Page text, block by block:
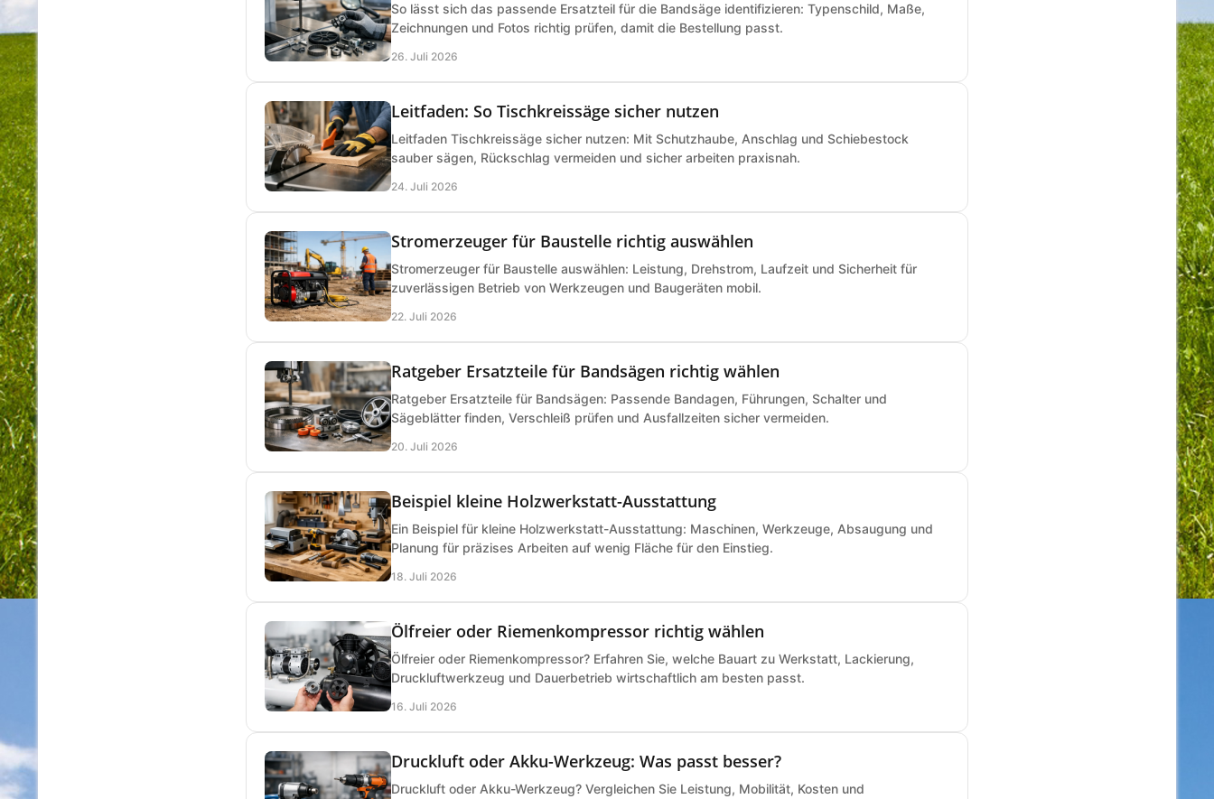
So lässt sich das passende Ersatzteil für die Bandsäge identifizieren: Typenschild, Maße,
Zeichnungen und Fotos richtig prüfen, damit die Bestellung passt.
26. Juli 2026
Leitfaden: So Tischkreissäge sicher nutzen
Leitfaden Tischkreissäge sicher nutzen: Mit Schutzhaube, Anschlag und Schiebestock
sauber sägen, Rückschlag vermeiden und sicher arbeiten praxisnah.
24. Juli 2026
Stromerzeuger für Baustelle richtig auswählen
Stromerzeuger für Baustelle auswählen: Leistung, Drehstrom, Laufzeit und Sicherheit für
zuverlässigen Betrieb von Werkzeugen und Baugeräten mobil.
22. Juli 2026
Ratgeber Ersatzteile für Bandsägen richtig wählen
Ratgeber Ersatzteile für Bandsägen: Passende Bandagen, Führungen, Schalter und
Sägeblätter finden, Verschleiß prüfen und Ausfallzeiten sicher vermeiden.
20. Juli 2026
Beispiel kleine Holzwerkstatt-Ausstattung
Ein Beispiel für kleine Holzwerkstatt-Ausstattung: Maschinen, Werkzeuge, Absaugung und
Planung für präzises Arbeiten auf wenig Fläche für den Einstieg.
18. Juli 2026
Ölfreier oder Riemenkompressor richtig wählen
Ölfreier oder Riemenkompressor? Erfahren Sie, welche Bauart zu Werkstatt, Lackierung,
Druckluftwerkzeug und Dauerbetrieb wirtschaftlich am besten passt.
16. Juli 2026
Druckluft oder Akku-Werkzeug: Was passt besser?
Druckluft oder Akku-Werkzeug? Vergleichen Sie Leistung, Mobilität, Kosten und